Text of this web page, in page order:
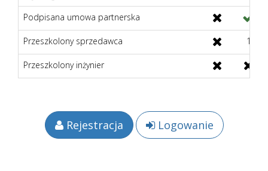
Podpisana umowa partnerska
Przeszkolony sprzedawca 1
Przeszkolony inżynier
Rejestracja Logowanie